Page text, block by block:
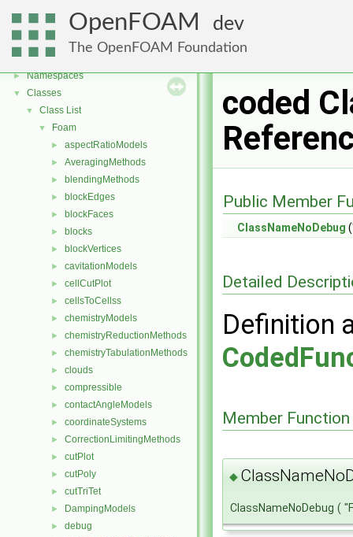
OpenFOAM dev
The OpenFOAM Foundation
OpenFOAM
► Free, Open Source Software from the OpenFOAM Foundation
► Namespaces
▼ Classes
▼ Class List
▼ Foam
► aspectRatioModels
► AveragingMethods
► blendingMethods
► blockEdges
► blockFaces
► blocks
► blockVertices
► cavitationModels
► cellCutPlot
► cellsToCellss
► chemistryModels
► chemistryReductionMethods
► chemistryTabulationMethods
► clouds
► compressible
► contactAngleModels
► coordinateSystems
► CorrectionLimitingMethods
► cutPlot
► cutPoly
► cutTriTet
► DampingModels
► debug
coded
Public Member
ClassNameNoDebug
Detailed
Definition
Member
◆
ClassNameNoDebug (